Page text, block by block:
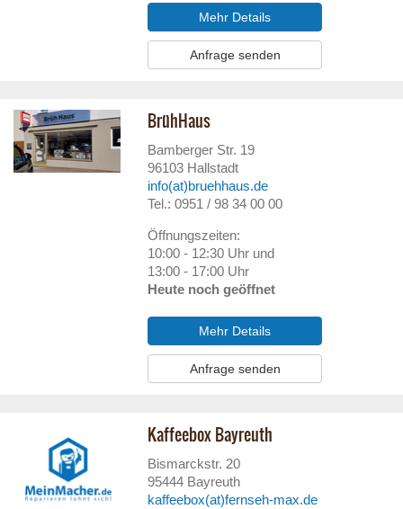
Mehr Details
Anfrage senden
BrühHaus
Bamberger Str. 19
96103 Hallstadt
info(at)bruehhaus.de
Tel.: 0951 / 98 34 00 00
Öffnungszeiten:
10:00 - 12:30 Uhr und
13:00 - 17:00 Uhr
Heute noch geöffnet
Mehr Details
Anfrage senden
Kaffeebox Bayreuth
Bismarckstr. 20
95444 Bayreuth
kaffeebox(at)fernseh-max.de